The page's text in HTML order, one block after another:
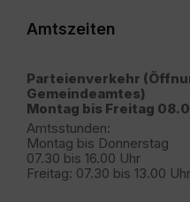
Amtszeiten
Parteienverkehr
Gemeindeamtes)
Montag bis Freitag
Amtsstunden:
Montag bis Donnerstag
07.30 bis 16.00 Uhr
Freitag: 07.30 bis 13.00 Uhr